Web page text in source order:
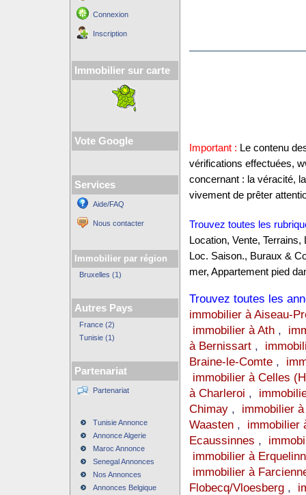
Connexion
Inscription
Immobilier sur carte
Vote Google
Services
Aide/FAQ
Nous contacter
Immobilier par région
Bruxelles (1)
Autres Pays
France (2)
Tunisie (1)
Partenariat
Partenariat
Tunisie Annonce
Annonce Algerie
Maroc Annonce
Senegal Annonces
Nos Annonces
Annonces Belgique
Important : Le contenu
vérifications effectuées,
concernant : la véracité,
vivement de prêter
Trouvez toutes les
Location, Vente,
Loc. Saison., Buraux &
mer, Appartement pied
Trouvez toutes les
immobilier à Aiseau-
immobilier à Ath,
à Bernissart,
Braine-le-Comte,
immobilier à Celles
à Charleroi ,
Chimay, immobilier
Waasten, immobilier
Ecaussinnes ,
immobilier à
immobilier à
Flobecq/Vloesberg,